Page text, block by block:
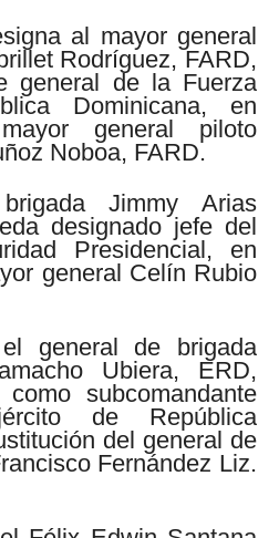
al mayor general
Rodríguez, FARD,
general de la Fuerza
Dominicana, en
general piloto
Noboa, FARD.
Jimmy Arias
designado jefe del
Presidencial, en
general Celín Rubio
general de brigada
Ubiera, ERD,
subcomandante
de República
del general de
Fernández Liz.